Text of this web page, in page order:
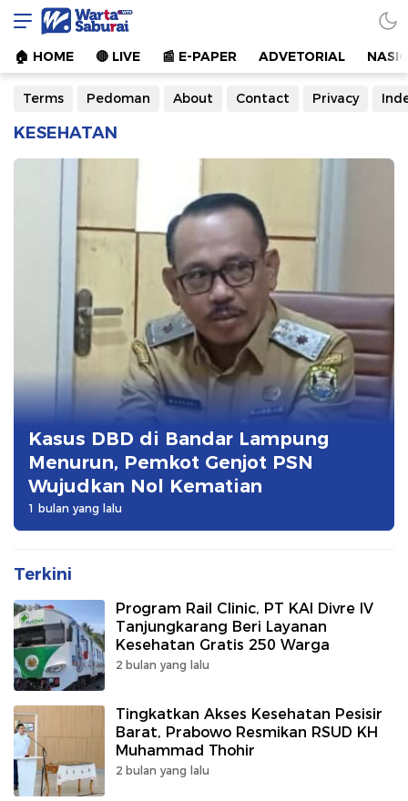
Warta Saburai
Sumber Informasi Terkini
🏠︎ HOME 🔴 LIVE 📰 E-PAPER ADVETORIAL
Terms Pedoman About Contact Privacy
KESEHATAN
Kasus DBD di Bandar Lampung
Menurun, Pemkot Genjot PSN
Wujudkan Nol Kematian
1 bulan yang lalu
Terkini
Program Rail Clinic, PT KAI Divre IV
Tanjungkarang Beri Layanan
Kesehatan Gratis 250 Warga
2 bulan yang lalu
Tingkatkan Akses Kesehatan Pesisir
Barat, Prabowo Resmikan RSUD KH
Muhammad Thohir
2 bulan yang lalu